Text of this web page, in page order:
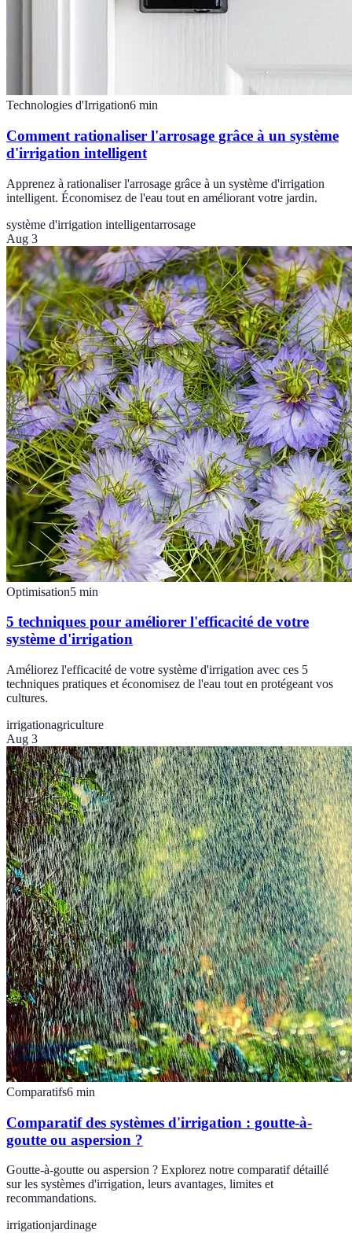
Technologies d'Irrigation6 min
Comment rationaliser l'arrosage grâce à un système
d'irrigation intelligent
Apprenez à rationaliser l'arrosage grâce à un système d'irrigation
intelligent. Économisez de l'eau tout en améliorant votre jardin.
système d'irrigation intelligentarrosage
Aug 3
Optimisation5 min
5 techniques pour améliorer l'efficacité de votre
système d'irrigation
Améliorez l'efficacité de votre système d'irrigation avec ces 5
techniques pratiques et économisez de l'eau tout en protégeant vos
cultures.
irrigationagriculture
Aug 3
Comparatifs6 min
Comparatif des systèmes d'irrigation : goutte-à-
goutte ou aspersion ?
Goutte-à-goutte ou aspersion ? Explorez notre comparatif détaillé
sur les systèmes d'irrigation, leurs avantages, limites et
recommandations.
irrigationjardinage